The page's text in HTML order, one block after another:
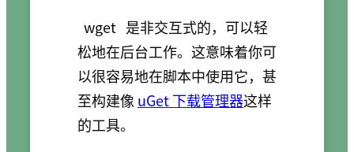
wget 是非交互式的，可以轻
松地在后台工作。这意味着你可
以很容易地在脚本中使用它，甚
至构建像uGet 下载管理器这样
的工具。